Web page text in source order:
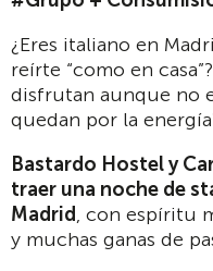
¿Eres italiano en
reírte “como en
disfrutan aunque no
quedan por la
Bastardo Hostel y
traer una noche de
Madrid, con espíritu
y muchas ganas de